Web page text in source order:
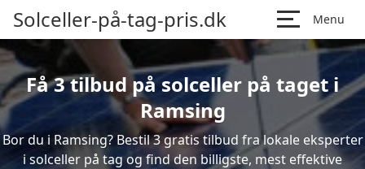
Solceller-på-tag-pris.dk Menu
Få 3 tilbud på solceller på taget i
Ramsing
Bor du i Ramsing? Bestil 3 gratis tilbud fra lokale eksperter
i solceller på tag og find den billigste, mest effektive